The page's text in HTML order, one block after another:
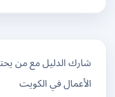
شارك الدليل مع من يحتاج
الأعمال في الكويت